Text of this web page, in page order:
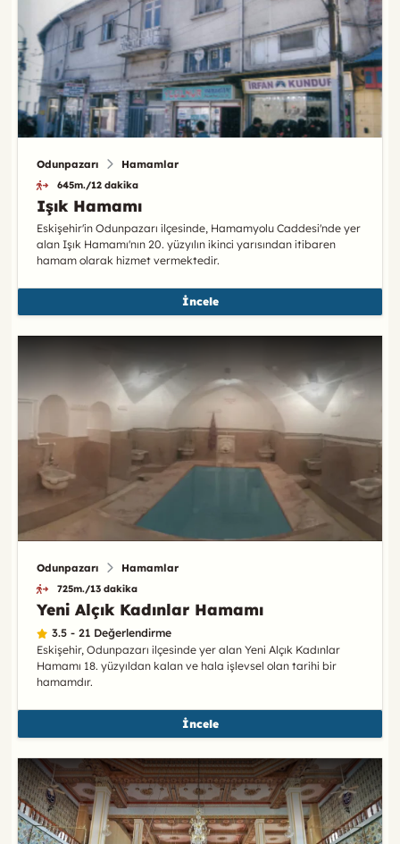
Odunpazarı Hamamlar
645m./12 dakika
Işık Hamamı
Eskişehir'in Odunpazarı ilçesinde, Hamamyolu Caddesi'nde yer
alan Işık Hamamı'nın 20. yüzyılın ikinci yarısından itibaren
hamam olarak hizmet vermektedir.
İncele
Odunpazarı Hamamlar
725m./13 dakika
Yeni Alçık Kadınlar Hamamı
3.5 - 21 Değerlendirme
Eskişehir, Odunpazarı ilçesinde yer alan Yeni Alçık Kadınlar
Hamamı 18. yüzyıldan kalan ve hala işlevsel olan tarihi bir
hamamdır.
İncele